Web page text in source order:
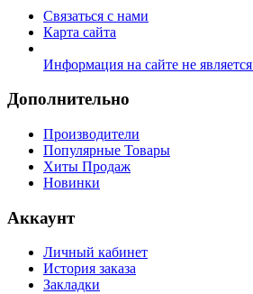
Связаться с нами
Карта сайта
Информация на сайте не
Дополнительно
Производители
Популярные Товары
Хиты Продаж
Новинки
Аккаунт
Личный кабинет
История заказа
Закладки